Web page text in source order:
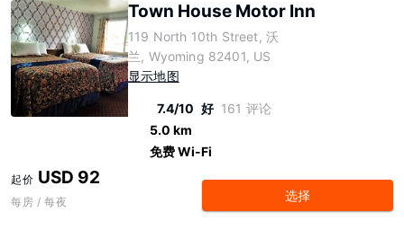
Town House Motor Inn
119 North 10th Street, 沃
兰, Wyoming 82401, US
显示地图
7.4/10 好 161 评论
5.0 km
免费 Wi-Fi
起价 USD 92
每房 / 每夜 选择